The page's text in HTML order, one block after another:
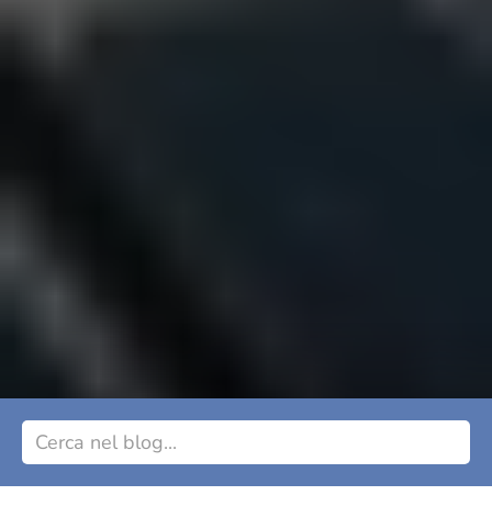
Ecosostenibilità